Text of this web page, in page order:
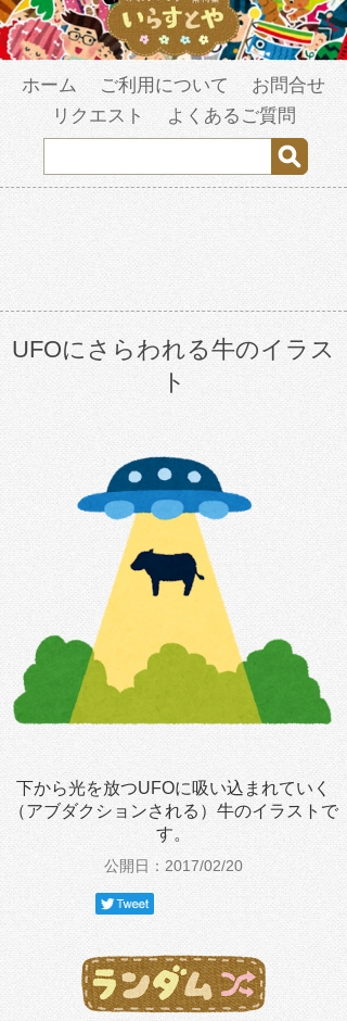
ホーム ご利用について
お問合せ
リクエスト
よくあるご質問
UFOにさらわれる牛のイラス
ト
下から光を放つUFOに吸い込まれていく
（アブダクションされる）牛のイラストで
す。
公開日：2017/02/20